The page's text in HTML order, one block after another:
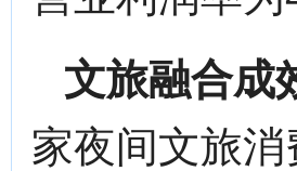
文旅融合成
家夜间文旅